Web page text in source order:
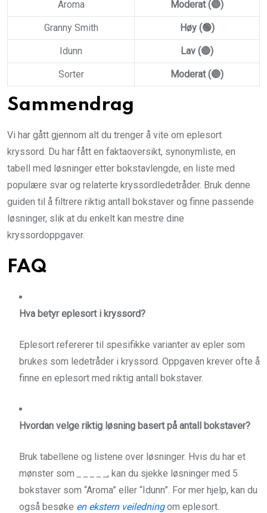
Aroma Moderat (🔵)
Granny Smith Høy (🟢)
Idunn Lav (🔴)
Sorter Moderat (🔵)
Sammendrag
Vi har gått gjennom alt du trenger å vite om eplesort
kryssord. Du har fått en faktaoversikt, synonymliste, en
tabell med løsninger etter bokstavlengde, en liste med
populære svar og relaterte kryssordledetråder. Bruk denne
guiden til å filtrere riktig antall bokstaver og finne passende
løsninger, slik at du enkelt kan mestre dine
kryssordoppgaver.
FAQ
Hva betyr eplesort i kryssord?
Eplesort refererer til spesifikke varianter av epler som
brukes som ledetråder i kryssord. Oppgaven krever ofte å
finne en eplesort med riktig antall bokstaver.
Hvordan velge riktig løsning basert på antall bokstaver?
Bruk tabellene og listene over løsninger. Hvis du har et
mønster som
, kan du sjekke løsninger med 5
bokstaver som “Aroma” eller “Idunn”. For mer hjelp, kan du
også besøke en ekstern veiledningom eplesort.